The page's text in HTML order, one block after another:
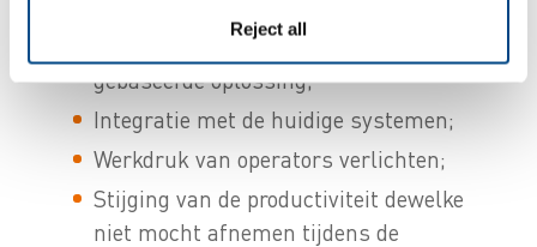
Reject all
Een geavanceerd op de cloud
gebaseerde oplossing;
Integratie met de huidige systemen;
Werkdruk van operators verlichten;
Stijging van de productiviteit dewelke
niet mocht afnemen tijdens de